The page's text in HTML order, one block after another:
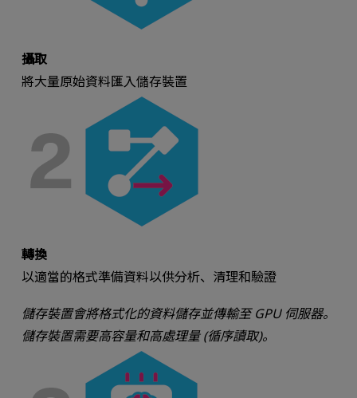
攝取
將大量原始資料匯入儲存裝置
轉換
以適當的格式準備資料以供分析、清理和驗證
儲存裝置會將格式化的資料儲存並傳輸至 GPU 伺服器。
儲存裝置需要高容量和高處理量 (循序讀取)。